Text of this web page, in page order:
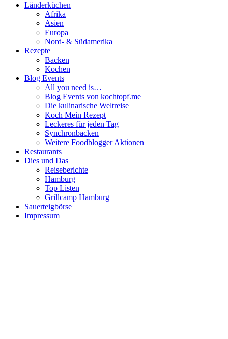
Länderküchen
Afrika
Asien
Europa
Nord- & Südamerika
Rezepte
Backen
Kochen
Blog Events
All you need is…
Blog Events von kochtopf.me
Die kulinarische Weltreise
Koch Mein Rezept
Leckeres für jeden Tag
Synchronbacken
Weitere Foodblogger Aktionen
Restaurants
Dies und Das
Reiseberichte
Hamburg
Top Listen
Grillcamp Hamburg
Sauerteigbörse
Impressum